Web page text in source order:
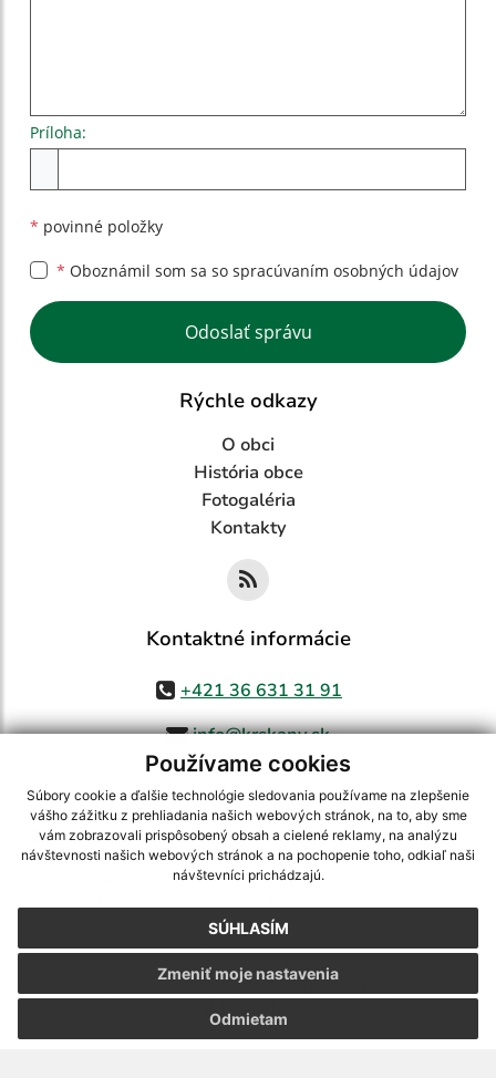
Používame cookies
Súbory cookie a ďalšie technológie sledovania používame na zlepšenie
vášho zážitku z prehliadania našich webových stránok, na to, aby sme
vám zobrazovali prispôsobený obsah a cielené reklamy, na analýzu
návštevnosti našich webových stránok a na pochopenie toho, odkiaľ naši
návštevníci prichádzajú.
SÚHLASÍM
Odmietam
Zmeniť moje nastavenia
Príloha:
* povinné položky
* Oboznámil som sa so spracúvaním osobných údajov
Google reCaptcha Response
Odoslať správu
Rýchle odkazy
O obci
História obce
Fotogaléria
Kontakty
Kontaktné informácie
+421 36 631 31 91
info@krskany.sk
využite možnosť získavania aktuálnych informácií s využitím RSS
CMS systém (redakčný) systém ECHELON 2,Mapa stránok,web portál
webex.digital, s.r.o.,domény,registrácia domény
Posledná aktualizácia:07.08.2026
Vytlačiť stránku|Vyhlásenie o prístupnosti